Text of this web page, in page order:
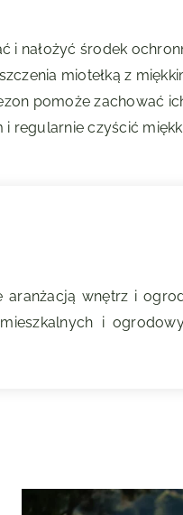
i nałożyć środek
miotełką z
pomoże zachować
regularnie czyścić
aranżacją wnętrz i
i